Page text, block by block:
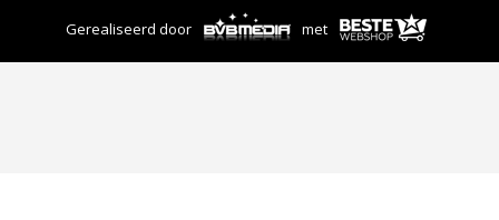
Gerealiseerd door
met